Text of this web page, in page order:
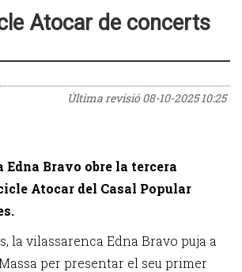
Atocar de concerts
Última revisió08-10-2025 10:25
Bravo obre la tercera
Atocar del Casal Popular
la vilassarenca Edna Bravo puja a
per presentar el seu primer